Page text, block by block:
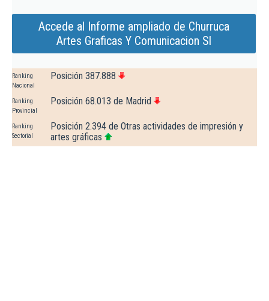
Accede al Informe ampliado de Churruca
Artes Graficas Y Comunicacion Sl
Ranking
Nacional
Posición 387.888
Ranking
Provincial
Posición 68.013 de Madrid
Ranking
Sectorial
Posición 2.394 de Otras actividades de impresión y
artes gráficas